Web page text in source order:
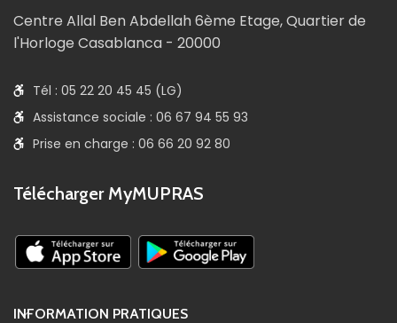
Centre Allal Ben Abdellah 6ème Etage, Quartier de
l'Horloge Casablanca - 20000
Tél : 05 22 20 45 45 (LG)
Assistance sociale : 06 67 94 55 93
Prise en charge : 06 66 20 92 80
Télécharger MyMUPRAS
INFORMATION PRATIQUES